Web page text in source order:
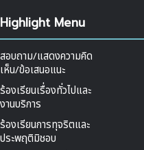
Highlight Menu
สอบถาม/แสดงความคิด
เห็น/ข้อเสนอแนะ
ร้องเรียนเรื่องทั่วไปและ
งานบริการ
ร้องเรียนการทุจริตและ
ประพฤติมิชอบ